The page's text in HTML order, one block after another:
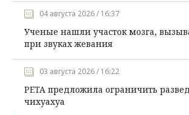
04 августа 2026 / 16:37
Ученые нашли участок мозга,
при звуках жевания
03 августа 2026 / 16:22
PETA предложила ограничить
чихуахуа